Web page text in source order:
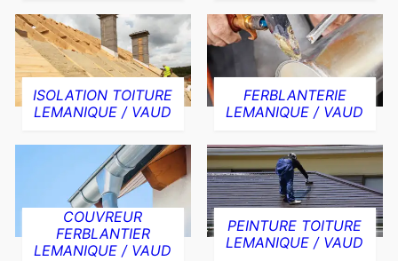
ISOLATION TOITURE
LEMANIQUE / VAUD
FERBLANTERIE
LEMANIQUE / VAUD
COUVREUR
FERBLANTIER
LEMANIQUE / VAUD
PEINTURE TOITURE
LEMANIQUE / VAUD